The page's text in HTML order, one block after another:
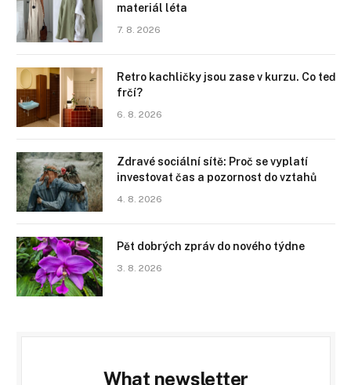
materiál léta
7. 8. 2026
Retro kachličky jsou zase v kurzu. Co teď
frčí?
6. 8. 2026
Zdravé sociální sítě: Proč se vyplatí
investovat čas a pozornost do vztahů
4. 8. 2026
Pět dobrých zpráv do nového týdne
3. 8. 2026
What newsletter